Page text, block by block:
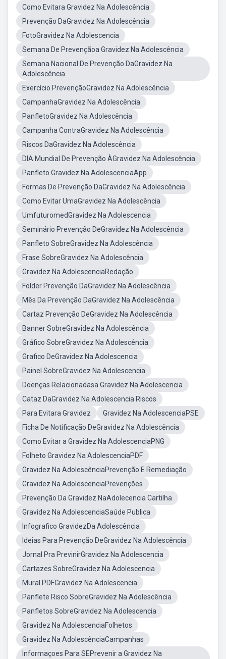
Como Evitara Gravidez Na Adolescência
Prevenção DaGravidez Na Adolescência
FotoGravidez Na Adolescencia
Semana De Prevençãoa Gravidez Na Adolescência
Semana Nacional De Prevenção DaGravidez Na
Adolescência
Exercício PrevençãoGravidez Na Adolescência
CampanhaGravidez Na Adolescência
PanfletoGravidez Na Adolescência
Campanha ContraGravidez Na Adolescência
Riscos DaGravidez Na Adolescência
DIA Mundial De Prevenção ÀGravidez Na Adolescência
Panfleto Gravidez Na AdolescenciaApp
Formas De Prevenção DaGravidez Na Adolescência
Como Evitar UmaGravidez Na Adolescência
UmfuturomedGravidez Na Adolescencia
Seminário Prevenção DeGravidez Na Adolescência
Panfleto SobreGravidez Na Adolescência
Frase SobreGravidez Na Adolescência
Gravidez Na AdolescenciaRedação
Folder Prevenção DaGravidez Na Adolescência
Mês Da Prevenção DaGravidez Na Adolescência
Cartaz Prevenção DeGravidez Na Adolescência
Banner SobreGravidez Na Adolescência
Gráfico SobreGravidez Na Adolescência
Grafico DeGravidez Na Adolescencia
Painel SobreGravidez Na Adolescencia
Doenças Relacionadasa Gravidez Na Adolescencia
Cataz DaGravidez Na Adolescencia Riscos
Para Evitara Gravidez
Gravidez Na AdolescenciaPSE
Ficha De Notificação DeGravidez Na Adolescência
Como Evitar a Gravidez Na AdolescenciaPNG
Folheto Gravidez Na AdolescenciaPDF
Gravidez Na AdolescênciaPrevenção E Remediação
Gravidez Na AdolescenciaPrevenções
Prevenção Da Gravidez NaAdolecencia Cartilha
Gravidez Na AdolescenciaSaúde Publica
Infografico GravidezDa Adolescência
Ideias Para Prevenção DeGravidez Na Adolescência
Jornal Pra PrevinirGravidez Na Adolescencia
Cartazes SobreGravidez Na Adolescencia
Mural PDFGravidez Na Adolescencia
Panflete Risco SobreGravidez Na Adolescência
Panfletos SobreGravidez Na Adolescencia
Gravidez Na AdolescenciaFolhetos
Gravidez Na AdolescênciaCampanhas
Informaçoes Para SEPrevenir a Gravidez Na